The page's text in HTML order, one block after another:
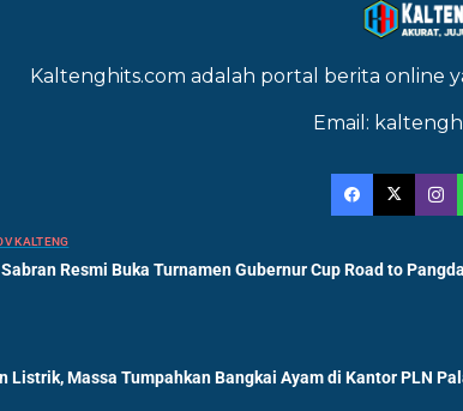
Kaltenghits.com adalah portal berita online
Email:
KALTENG
Resmi Buka Turnamen Gubernur Cup Road to
Listrik, Massa Tumpahkan Bangkai Ayam di Kantor PLN